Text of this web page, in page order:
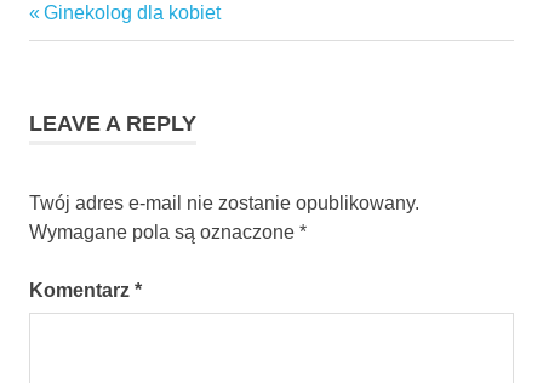
Nawigacja
Previous
Post:
Ginekolog dla kobiet
LEAVE A REPLY
Twój adres e-mail nie zostanie opublikowany.
Wymagane pola są oznaczone *
Komentarz *